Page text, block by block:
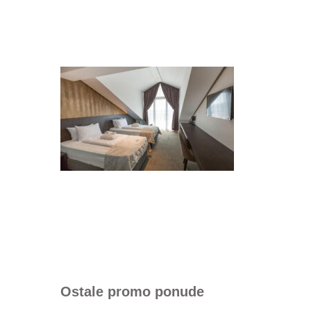
Ostale promo ponude